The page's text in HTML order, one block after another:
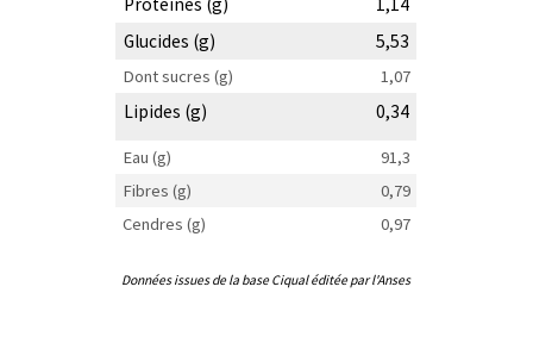
Glucides (g)
5,53
Dont sucres (g) 1,07
Lipides (g) 0,34
Eau (g)
91,3
Fibres (g)
0,79
Cendres (g)
0,97
Données issues de la base Ciqual éditée par l'Anses